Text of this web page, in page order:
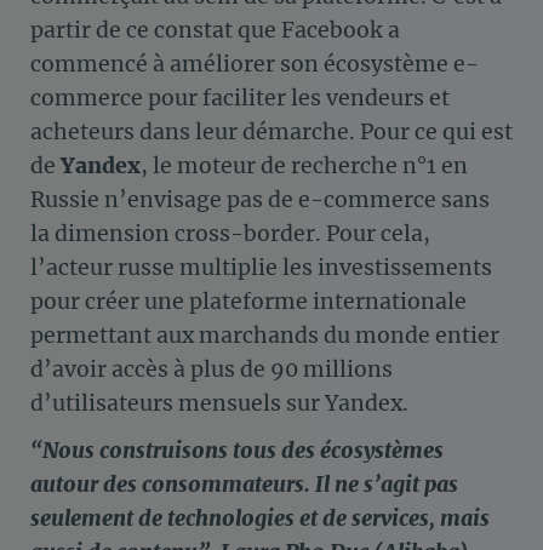
partir de ce constat que Facebook a
commencé à améliorer son écosystème e-
commerce pour faciliter les vendeurs et
acheteurs dans leur démarche. Pour ce qui est
deYandex, le moteur de recherche n°1 en
Russie n’envisage pas de e-commerce sans
la dimension cross-border. Pour cela,
l’acteur russe multiplie les investissements
pour créer une plateforme internationale
permettant aux marchands du monde entier
d’avoir accès à plus de 90 millions
d’utilisateurs mensuels sur Yandex.
“Nous construisons tous des écosystèmes
autour des consommateurs. Il ne s’agit pas
seulement de technologies et de services, mais